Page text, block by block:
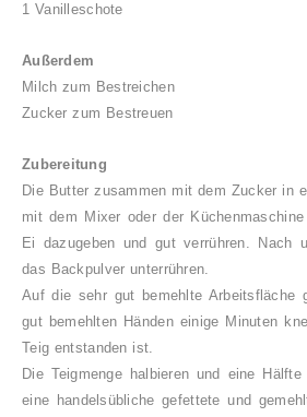
1 Vanilleschote
Außerdem
Milch zum Bestreichen
Zucker zum Bestreuen
Zubereitung
Die Butter zusammen mit dem Zucker in
mit dem Mixer oder der
Ei dazugeben und gut verrühren. Nach
das Backpulver unterrühren.
Auf die sehr gut bemehlte Arbeitsfläche
gut bemehlten Händen einige Minuten
Teig entstanden ist.
Die Teigmenge halbieren und eine
eine handelsübliche gefettete und